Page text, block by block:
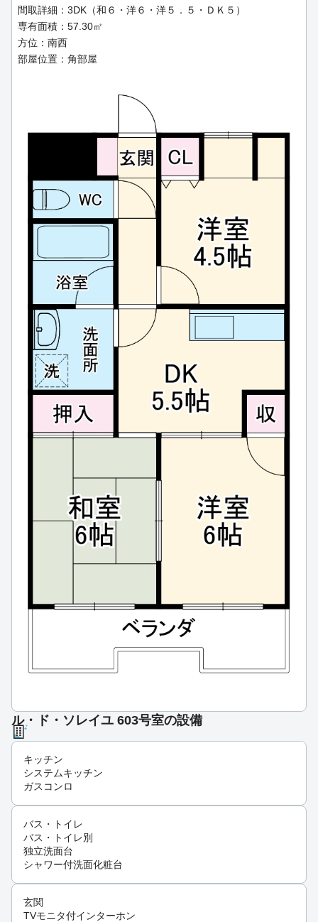
間取詳細：3DK（和６・洋６・洋５．５・ＤＫ５）
専有面積：57.30㎡
方位：南西
部屋位置：角部屋
ル・ド・ソレイユ 603号室の設備
キッチン
システムキッチン
ガスコンロ
バス・トイレ
バス・トイレ別
独立洗面台
シャワー付洗面化粧台
玄関
TVモニタ付インターホン